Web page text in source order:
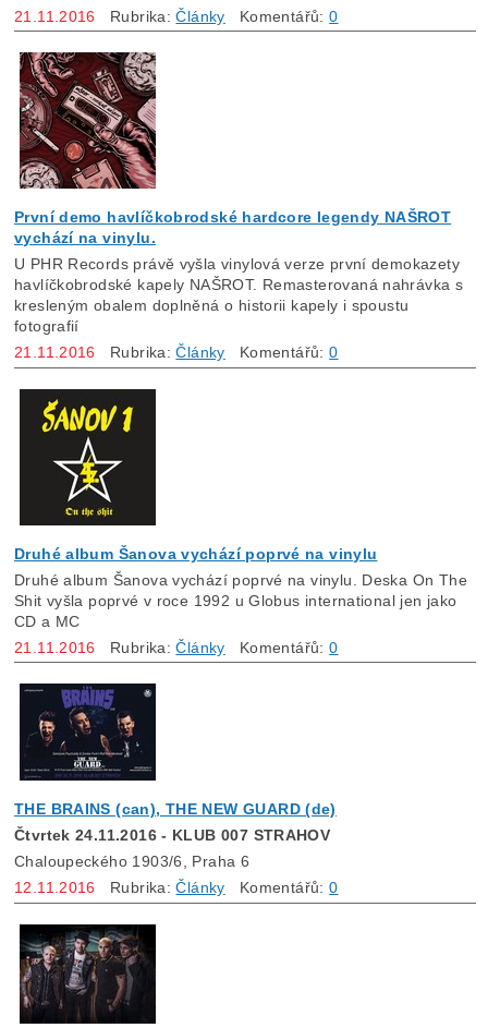
21.11.2016 Rubrika:Články Komentářů:0
První demo havlíčkobrodské hardcore legendy NAŠROT
vychází na vinylu.
U PHR Records právě vyšla vinylová verze první demokazety
havlíčkobrodské kapely NAŠROT. Remasterovaná nahrávka s
kresleným obalem doplněná o historii kapely i spoustu
fotografií
21.11.2016
Rubrika:Články Komentářů:0
Druhé album Šanova vychází poprvé na vinylu
Druhé album Šanova vychází poprvé na vinylu. Deska On The
Shit vyšla poprvé v roce 1992 u Globus international jen jako
CD a MC
21.11.2016
Rubrika:Články Komentářů:0
THE BRAINS (can), THE NEW GUARD (de)
Čtvrtek 24.11.2016 - KLUB 007 STRAHOV
Chaloupeckého 1903/6, Praha 6
12.11.2016
Rubrika:Články Komentářů:0